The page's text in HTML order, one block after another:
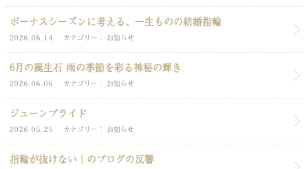
ボーナスシーズンに考える、一生ものの結婚指輪
2026.06.14 カテゴリー お知らせ
6月の誕生石 雨の季節を彩る神秘の輝き
2026.06.06 カテゴリー お知らせ
ジューンブライド
2026.05.25 カテゴリー お知らせ
指輪が抜けない！のブログの反響